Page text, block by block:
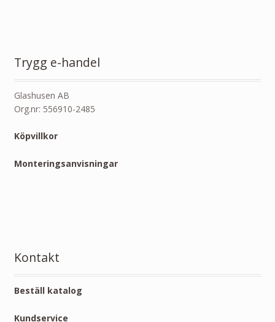
Trygg e-handel
Glashusen AB
Org.nr: 556910-2485
Köpvillkor
Monteringsanvisningar
Kontakt
Beställ katalog
Kundservice